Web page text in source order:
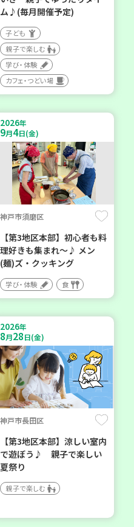
ム♪(毎月開催予定)
子ども
親子で楽しむ
学び・体験
カフェ・つどい場
2026年
9月4日(金)
神戸市須磨区
【第3地区本部】初心者も料
理好きも集まれ～♪ メン
(麺)ズ・クッキング
学び・体験 食
2026年
8月28日(金)
神戸市長田区
【第3地区本部】涼しい室内
で遊ぼう♪ 親子で楽しい
夏祭り
親子で楽しむ